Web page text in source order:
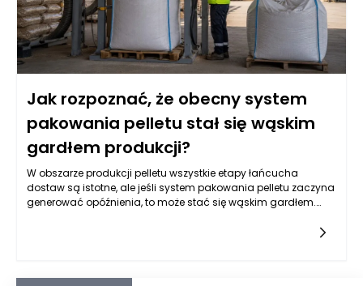
Jak rozpoznać, że obecny system
pakowania pelletu stał się wąskim
gardłem produkcji?
W obszarze produkcji pelletu wszystkie etapy łańcucha
dostaw są istotne, ale jeśli system pakowania pelletu zaczyna
generować opóźnienia, to może stać się wąskim gardłem.
utrzymania tempa produkcji, które wcześniej udało się